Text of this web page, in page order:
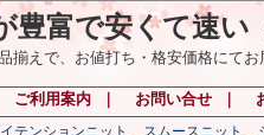
富で安くて速い
えで、お値打ち・格安価格にてお
ご利用案内 お問い合せ
イテンションニット スムースニット